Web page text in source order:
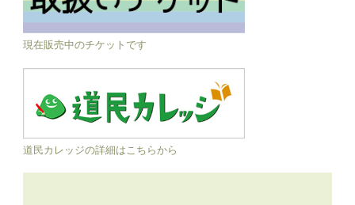
現在販売中のチケットです
道民カレッジの詳細はこちらから